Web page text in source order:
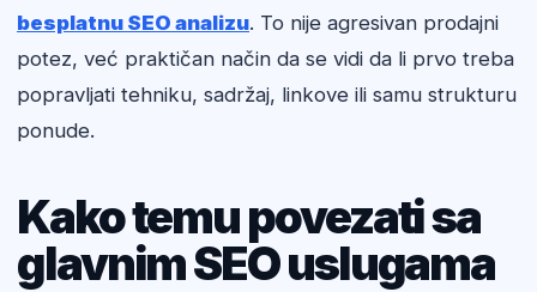
besplatnu SEO analizu. To nije agresivan prodajni
potez, već praktičan način da se vidi da li prvo treba
popravljati tehniku, sadržaj, linkove ili samu strukturu
ponude.
Kako temu povezati sa
glavnim SEO uslugama